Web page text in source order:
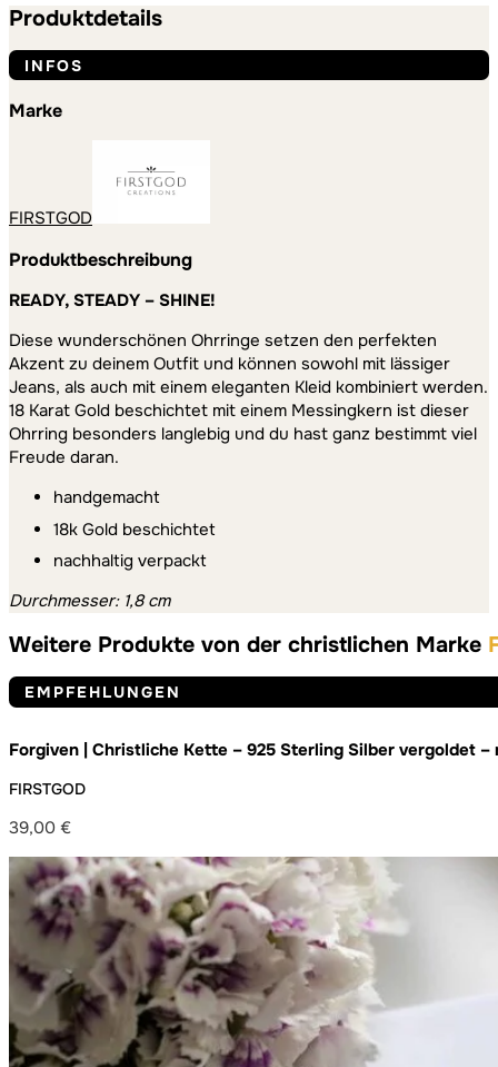
Gold
handgemacht
–
Durchmesser
Produktdetails
INFOS
Marke
FIRSTGOD
Produktbeschreibung
READY, STEADY – SHINE!
Diese wunderschönen Ohrringe setzen den perfekten
Akzent zu deinem Outfit und können sowohl mit lässiger
Jeans, als auch mit einem eleganten Kleid kombiniert werden.
18 Karat Gold beschichtet mit einem Messingkern ist dieser
Ohrring besonders langlebig und du hast ganz bestimmt viel
Freude daran.
handgemacht
18k Gold beschichtet
nachhaltig verpackt
Durchmesser: 1,8 cm
Weitere Produkte von der christlichen Marke
EMPFEHLUNGEN
Forgiven | Christliche Kette – 925 Sterling Silber vergoldet –
FIRSTGOD
39,00 €